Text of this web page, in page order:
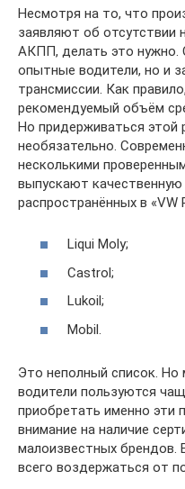
Несмотря на то, что
заявляют об отсутствии
АКПП, делать это нужно.
опытные водители, но и
трансмиссии. Как
рекомендуемый объём
Но придерживаться этой
необязательно.
несколькими
выпускают
распространённых в «VW
Liqui Moly;
Castrol;
Lukoil;
Mobil.
Это неполный список. Но
водители пользуются
приобретать именно эти
внимание на наличие
малоизвестных брендов.
всего воздержаться от